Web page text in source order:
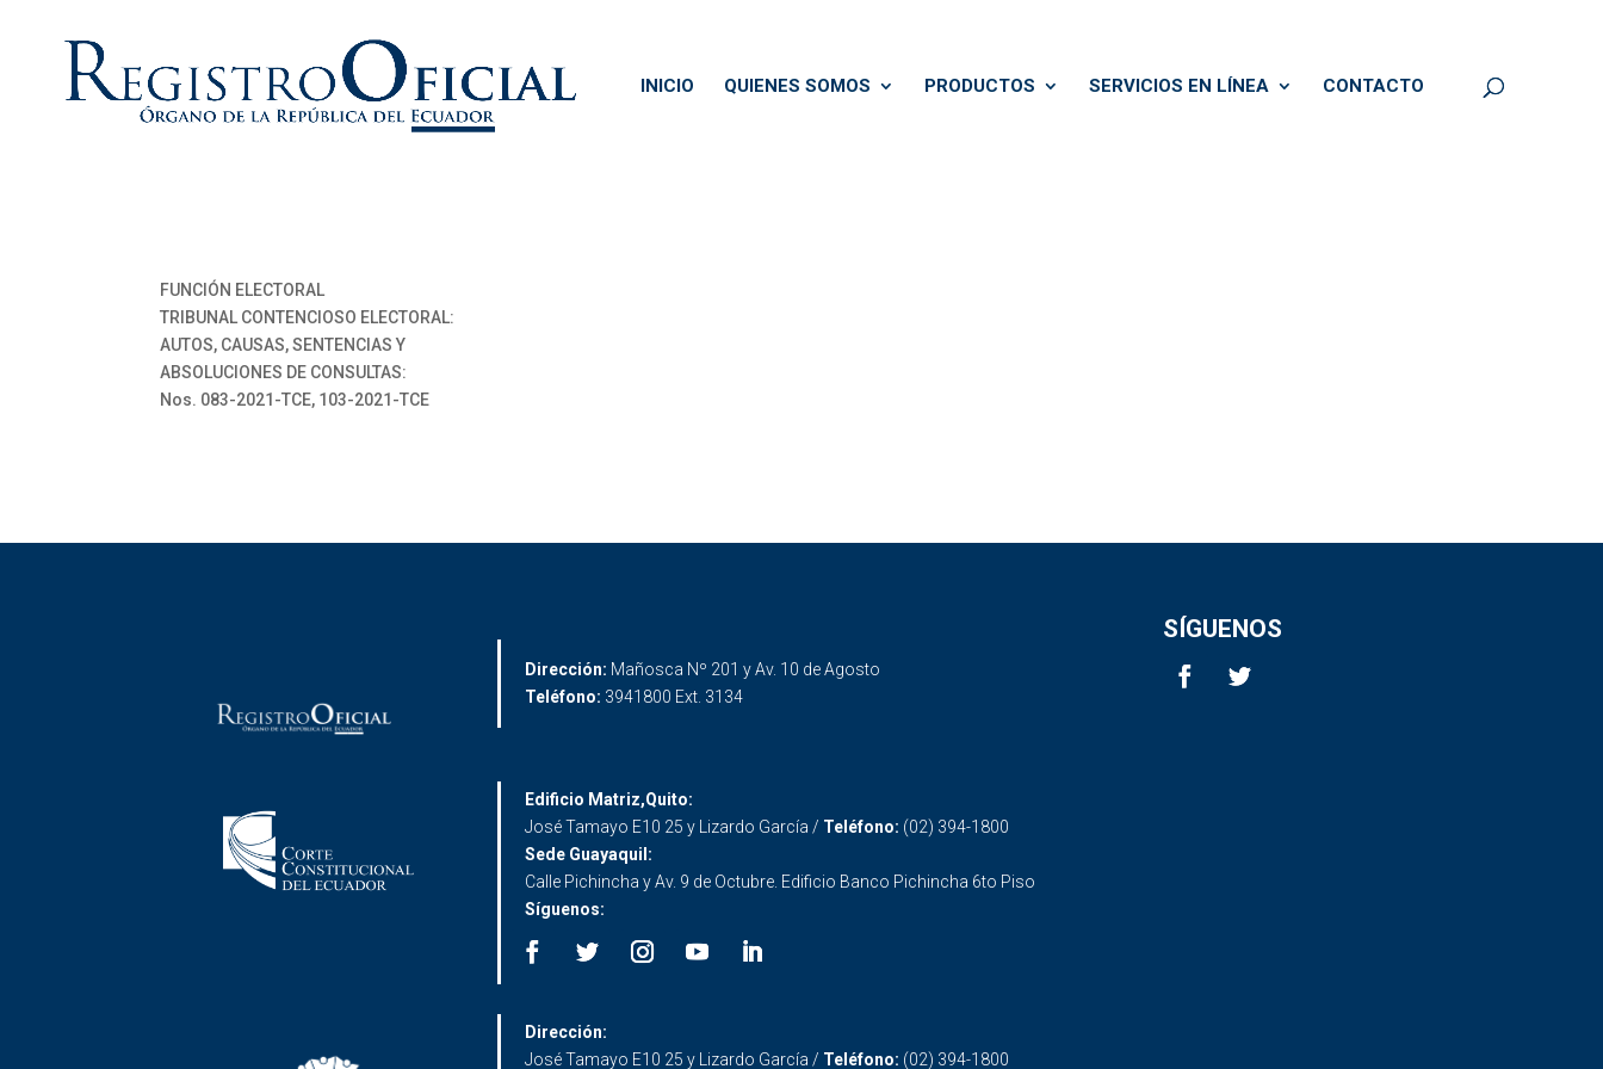
INICIO QUIENES SOMOS PRODUCTOS SERVICIOS EN LÍNEA CONTACTO
FUNCIÓN ELECTORAL
TRIBUNAL CONTENCIOSO ELECTORAL:
AUTOS, CAUSAS, SENTENCIAS Y
ABSOLUCIONES DE CONSULTAS:
Nos. 083-2021-TCE, 103-2021-TCE
Dirección: Mañosca Nº 201 y Av. 10 de Agosto
Teléfono: 3941800 Ext. 3134
SÍGUENOS
Edificio Matriz,Quito:
José Tamayo E10 25 y Lizardo García / Teléfono: (02) 394-1800
Sede Guayaquil:
Calle Pichincha y Av. 9 de Octubre. Edificio Banco Pichincha 6to Piso
Síguenos:
Dirección:
José Tamayo E10 25 y Lizardo García / Teléfono: (02) 394-1800